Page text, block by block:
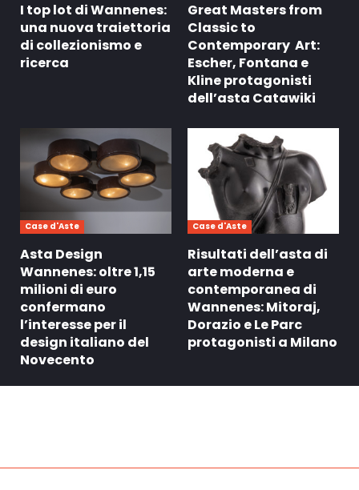
I top lot di Wannenes:
una nuova traiettoria
di collezionismo e
ricerca
Great Masters from
Classic to
Contemporary Art:
Escher, Fontana e
Kline protagonisti
dell’asta Catawiki
Case d'Aste
Asta Design
Wannenes: oltre 1,15
milioni di euro
confermano
l’interesse per il
design italiano del
Novecento
Case d'Aste
Risultati dell’asta di
arte moderna e
contemporanea di
Wannenes: Mitoraj,
Dorazio e Le Parc
protagonisti a Milano